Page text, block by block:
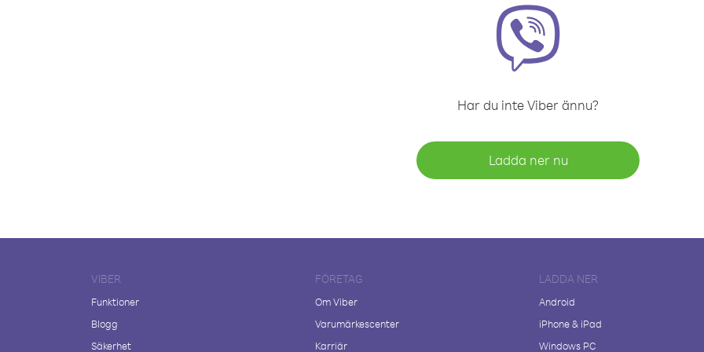
Har du inte Viber ännu?
Ladda ner nu
VIBER
Funktioner
Blogg
Säkerhet
FÖRETAG
Om Viber
Varumärkescenter
Karriär
LADDA NER
Android
iPhone & iPad
Windows PC